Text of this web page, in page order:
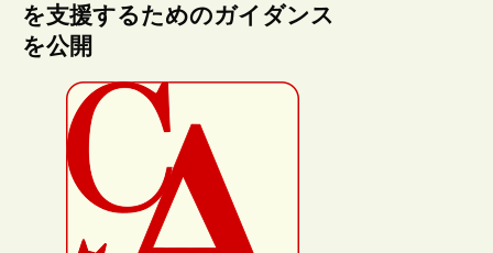
を支援するためのガイダンス
を公開